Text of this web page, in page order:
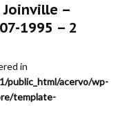
–
1995 – 2
in
public_html/acervo/wp-
template-